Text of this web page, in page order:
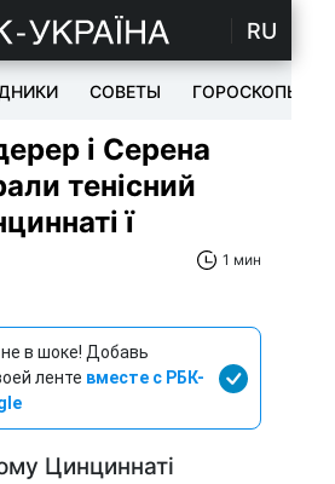
RU
СОВЕТЫ ГОРОСКОПЫ
і Серена
тенісний
ї
1 мин
не в шоке! Добавь
ленте вместе с РБК-
Цинциннаті